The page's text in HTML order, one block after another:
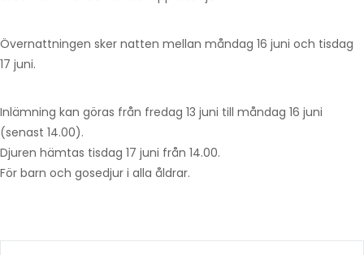
Övernattningen sker natten mellan måndag 16 juni och tisdag
17 juni.
Inlämning kan göras från fredag 13 juni till måndag 16 juni
(senast 14.00).
Djuren hämtas tisdag 17 juni från 14.00.
För barn och gosedjur i alla åldrar.